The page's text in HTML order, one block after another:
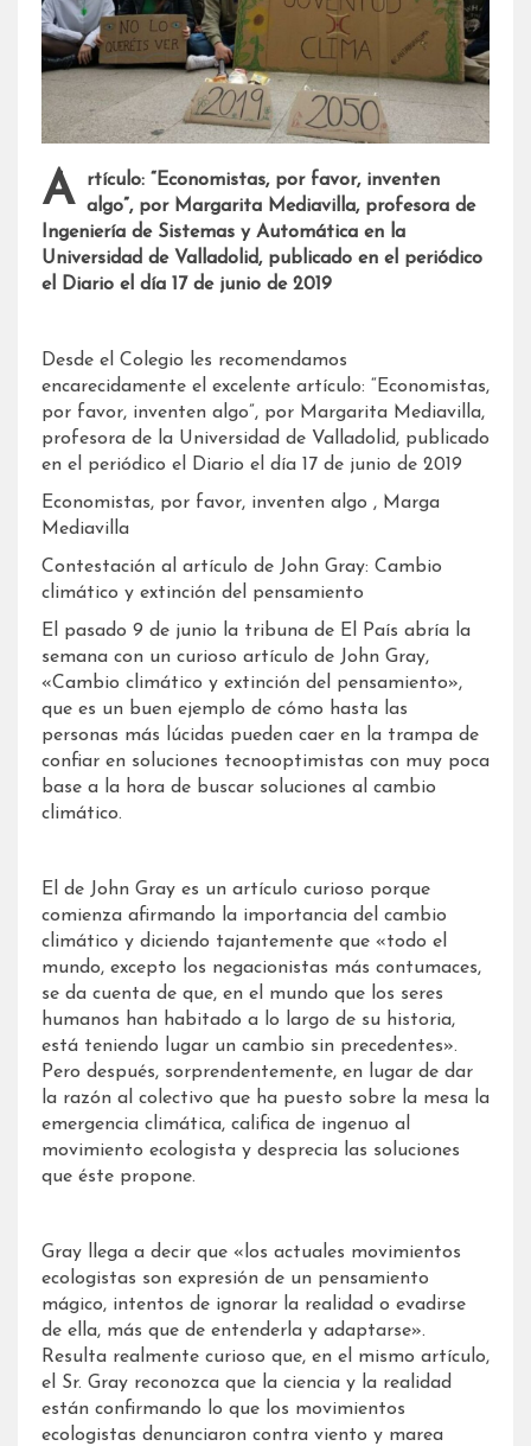
Artículo: “Economistas, por favor, inventen algo”, por Margarita Mediavilla, profesora de
Ingeniería de Sistemas y Automática en la
Universidad de Valladolid, publicado en el periódico
el Diario el día 17 de junio de 2019
Desde el Colegio les recomendamos
encarecidamente el excelente artículo: “Economistas,
por favor, inventen algo”, por Margarita Mediavilla,
profesora de la Universidad de Valladolid, publicado
en el periódico el Diario el día 17 de junio de 2019
Economistas, por favor, inventen algo , Marga
Mediavilla
Contestación al artículo de John Gray: Cambio
climático y extinción del pensamiento
El pasado 9 de junio la tribuna de El País abría la
semana con un curioso artículo de John Gray,
«Cambio climático y extinción del pensamiento»,
que es un buen ejemplo de cómo hasta las
personas más lúcidas pueden caer en la trampa de
confiar en soluciones tecnooptimistas con muy poca
base a la hora de buscar soluciones al cambio
climático.
El de John Gray es un artículo curioso porque
comienza afirmando la importancia del cambio
climático y diciendo tajantemente que «todo el
mundo, excepto los negacionistas más contumaces,
se da cuenta de que, en el mundo que los seres
humanos han habitado a lo largo de su historia,
está teniendo lugar un cambio sin precedentes».
Pero después, sorprendentemente, en lugar de dar
la razón al colectivo que ha puesto sobre la mesa la
emergencia climática, califica de ingenuo al
movimiento ecologista y desprecia las soluciones
que éste propone.
Gray llega a decir que «los actuales movimientos
ecologistas son expresión de un pensamiento
mágico, intentos de ignorar la realidad o evadirse
de ella, más que de entenderla y adaptarse».
Resulta realmente curioso que, en el mismo artículo,
el Sr. Gray reconozca que la ciencia y la realidad
están confirmando lo que los movimientos
ecologistas denunciaron contra viento y marea